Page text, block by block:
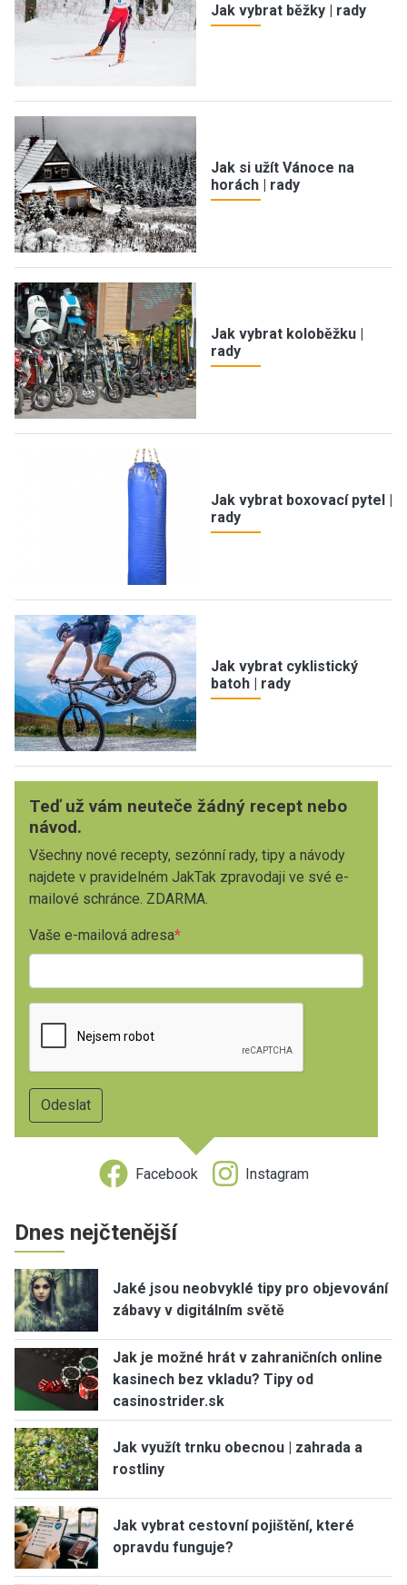
Jak vybrat běžky | rady
Jak si užít Vánoce na
horách | rady
Jak vybrat koloběžku |
rady
Jak vybrat boxovací pytel |
rady
Jak vybrat cyklistický
batoh | rady
Teď už vám neuteče žádný recept nebo
návod.
Všechny nové recepty, sezónní rady, tipy a návody
najdete v pravidelném JakTak zpravodaji ve své e-
mailové schránce. ZDARMA.
Vaše e-mailová adresa
Facebook Instagram
Dnes nejčtenější
Jaké jsou neobvyklé tipy pro objevování
zábavy v digitálním světě
Jak je možné hrát v zahraničních online
kasinech bez vkladu? Tipy od
casinostrider.sk
Jak využít trnku obecnou | zahrada a
rostliny
Jak vybrat cestovní pojištění, které
opravdu funguje?